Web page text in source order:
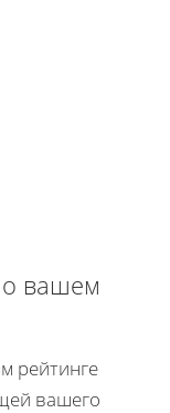
вашем
рейтинге
вашего